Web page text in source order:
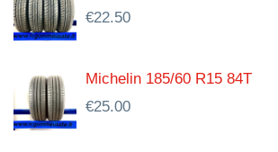
€22.50
Michelin 185/60 R15 84T
€25.00